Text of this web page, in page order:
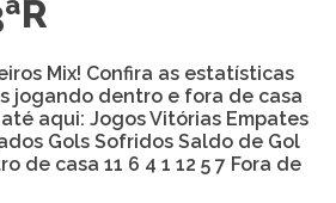
Mix! Confira as estatísticas
jogando dentro e fora de casa
aqui: Jogos Vitórias Empates
Gols Sofridos Saldo de Gol
de casa 11 6 4 1 12 5 7 Fora de